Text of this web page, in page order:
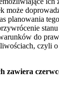
może
planowania
do
czyli
zawiera